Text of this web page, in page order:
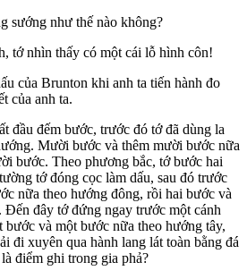
sướng như thế nào không?
tớ nhìn thấy có một cái lỗ hình côn!
của Brunton khi anh ta tiến hành đo
của anh ta.
đầu đếm bước, trước đó tớ đã dùng la
Mười bước và thêm mười bước nữa
bước. Theo phương bắc, tớ bước hai
tớ đóng cọc làm dấu, sau đó trước
nữa theo hướng đông, rồi hai bước và
Đến đây tớ đứng ngay trước một cánh
và một bước nữa theo hướng tây,
đi xuyên qua hành lang lát toàn bằng đá
điểm ghi trong gia phả?